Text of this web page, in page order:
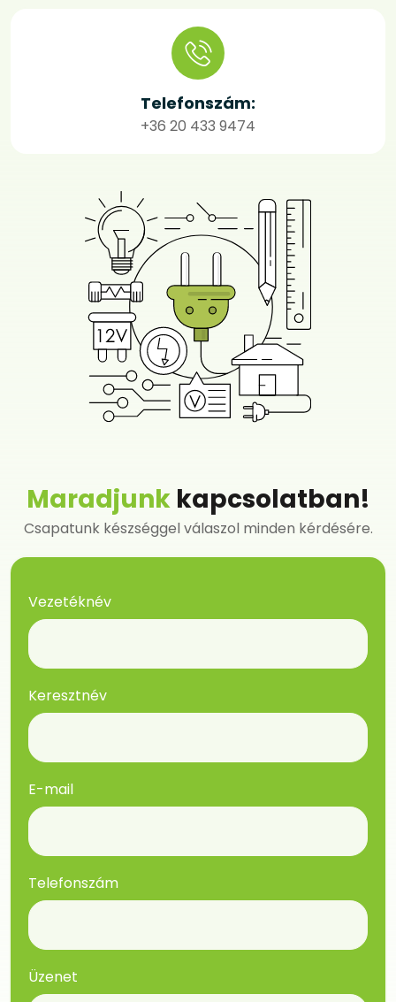
Telefonszám:
+36 20 433 9474
Maradjunkkapcsolatban!
Csapatunk készséggel válaszol minden kérdésére.
Vezetéknév
Keresztnév
E-mail
Telefonszám
Üzenet